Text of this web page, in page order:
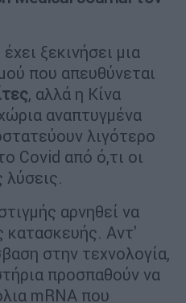
ξεκινήσει μια
που απευθύνεται
, αλλά η Κίνα
αναπτυγμένα
λιγότερο
Covid από ό,τι οι
λύσεις.
αρνηθεί να
κατασκευής. Αντ'
στην τεχνολογία,
προσπαθούν να
mRNA που